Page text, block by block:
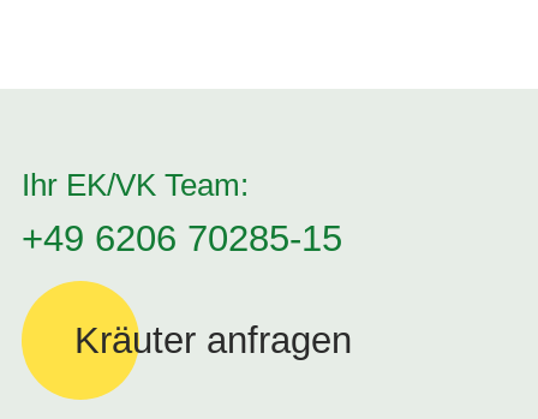
Ihr EK/VK Team:
+49 6206 70285-15
Kräuter anfragen